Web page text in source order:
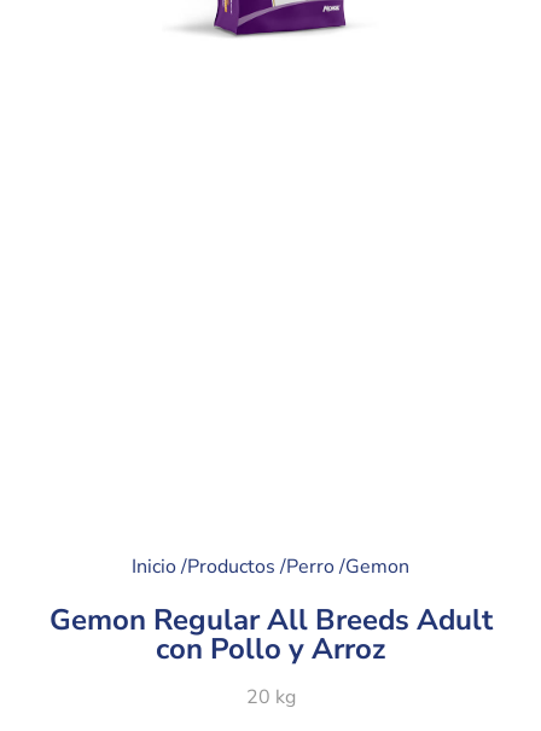
Inicio /Productos /Perro /Gemon
Gemon Regular All Breeds Adult
con Pollo y Arroz
20 kg